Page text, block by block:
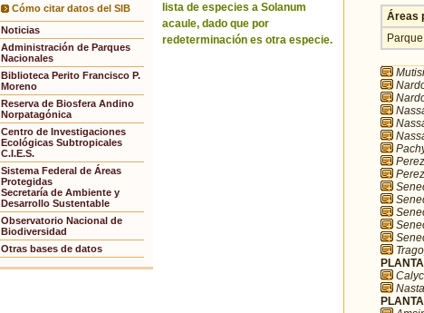
Cómo citar datos del SIB
Noticias
Administración de Parques
Nacionales
Biblioteca Perito Francisco P.
Moreno
Reserva de Biosfera Andino
Norpatagónica
Centro de Investigaciones
Ecológicas Subtropicales
C.I.E.S.
Sistema Federal de Áreas
Protegidas
Secretaría de Ambiente y
Desarrollo Sustentable
Observatorio Nacional de
Biodiversidad
Otras bases de datos
lista de especies a Solanum
acaule, dado que por
redeterminación es otra especie.
Áreas